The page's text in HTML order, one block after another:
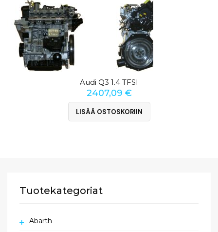
Audi Q3 1.4 TFSI
2407,09 €
LISÄÄ OSTOSKORIIN
Tuotekategoriat
Abarth